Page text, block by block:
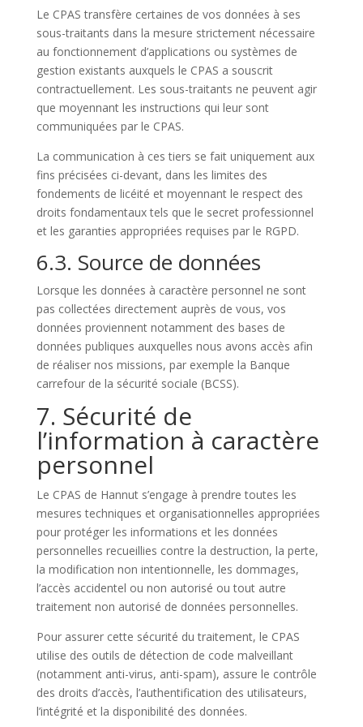
Le CPAS transfère certaines de vos données à ses
sous-traitants dans la mesure strictement nécessaire
au fonctionnement d’applications ou systèmes de
gestion existants auxquels le CPAS a souscrit
contractuellement. Les sous-traitants ne peuvent agir
que moyennant les instructions qui leur sont
communiquées par le CPAS.
La communication à ces tiers se fait uniquement aux
fins précisées ci-devant, dans les limites des
fondements de licéité et moyennant le respect des
droits fondamentaux tels que le secret professionnel
et les garanties appropriées requises par le RGPD.
6.3. Source de données
Lorsque les données à caractère personnel ne sont
pas collectées directement auprès de vous, vos
données proviennent notamment des bases de
données publiques auxquelles nous avons accès afin
de réaliser nos missions, par exemple la Banque
carrefour de la sécurité sociale (BCSS).
7. Sécurité de
l’information à caractère
personnel
Le CPAS de Hannut s’engage à prendre toutes les
mesures techniques et organisationnelles appropriées
pour protéger les informations et les données
personnelles recueillies contre la destruction, la perte,
la modification non intentionnelle, les dommages,
l’accès accidentel ou non autorisé ou tout autre
traitement non autorisé de données personnelles.
Pour assurer cette sécurité du traitement, le CPAS
utilise des outils de détection de code malveillant
(notamment anti-virus, anti-spam), assure le contrôle
des droits d’accès, l’authentification des utilisateurs,
l’intégrité et la disponibilité des données.